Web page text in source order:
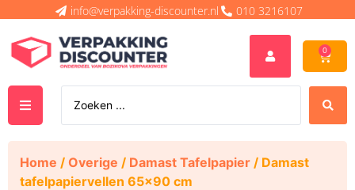
info@verpakking-discounter.nl 010 3216107
0
Home / Overige / Damast Tafelpapier / Damast
tafelpapiervellen 65×90 cm